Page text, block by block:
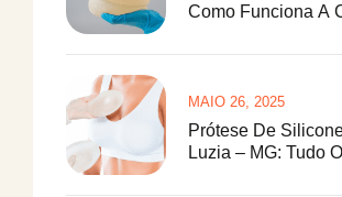
Como Funciona A
Prótese De
Luzia – MG: Tudo
MAIO 26, 2025